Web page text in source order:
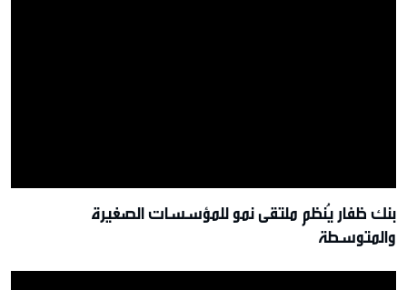
بنك ظفار يُنظم ملتقى نمو للمؤسسات الصغيرة
والمتوسطة